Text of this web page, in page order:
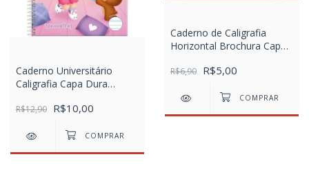
Caderno Universitário
Caligrafia Capa Dura
R$12,90 R$10,00
Caderno de Caligrafia
Horizontal Brochura Capa
R$6,90 R$5,00